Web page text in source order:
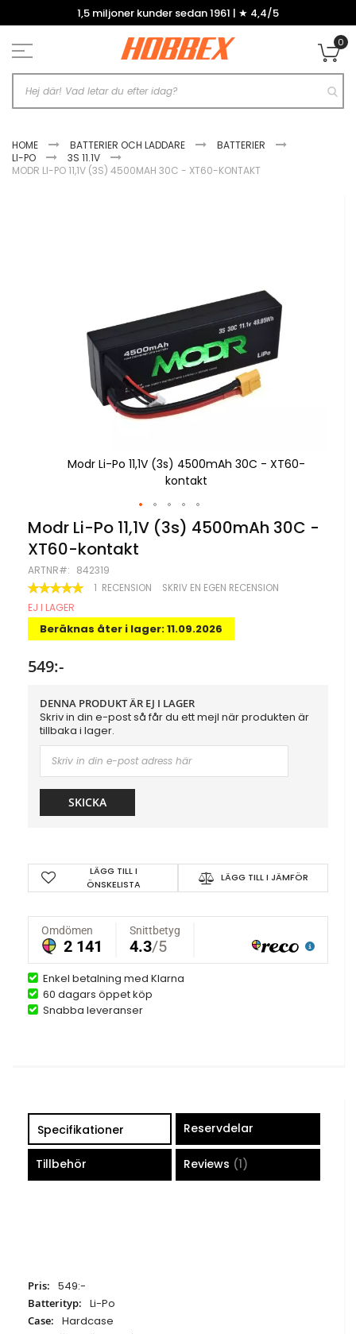
Hoppa
1,5 miljoner kunder sedan 1961 | ★ 4,4/5
0
HOME BATTERIER OCH LADDARE
BATTERIER
LI-PO
3S 11.1V
MODR LI-PO 11,1V (3S) 4500MAH 30C - XT60-KONTAKT
Modr Li-Po 11,1V (3s) 4500mAh 30C - XT60-
kontakt
Hoppa
till
början
av
bildgalleriet
Modr Li-Po 11,1V (3s) 4500mAh 30C -
XT60-kontakt
ARTNR 842319
BETYG:
100 100
1 RECENSION SKRIV EN EGEN RECENSION
EJ I LAGER
Beräknas åter i lager: 11.09.2026
549:-
DENNA PRODUKT ÄR EJ I LAGER
Skriv in din e-post så får du ett mejl när produkten är
tillbaka i lager.
SKICKA
LÄGG TILL I
ÖNSKELISTA
LÄGG TILL I JÄMFÖR
Enkel betalning med Klarna
60 dagars öppet köp
Snabba leveranser
Specifikationer
Specifikationer
549:-
Li-Po
Hardcase
Reservdelar
Tillbehör Reviews 1